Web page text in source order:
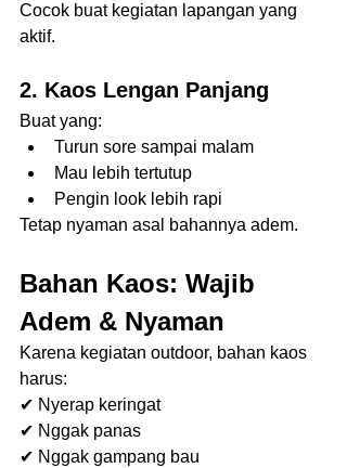
Cocok buat kegiatan lapangan yang
aktif.
2. Kaos Lengan Panjang
Buat yang:
Turun sore sampai malam
Mau lebih tertutup
Pengin look lebih rapi
Tetap nyaman asal bahannya adem.
Bahan Kaos: Wajib
Adem & Nyaman
Karena kegiatan outdoor, bahan kaos
harus:
✔ Nyerap keringat
✔ Nggak panas
✔ Nggak gampang bau